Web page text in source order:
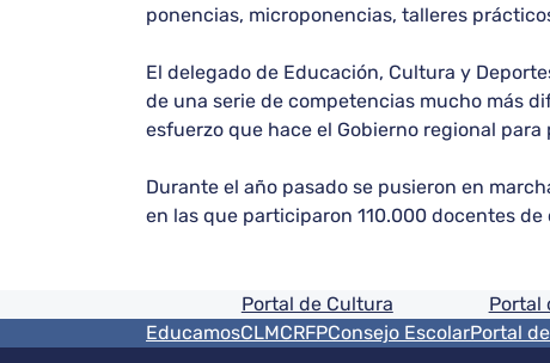
ponencias, microponencias, talleres
El delegado de Educación, Cultura y
de una serie de competencias mucho más
esfuerzo que hace el Gobierno regional
Durante el año pasado se pusieron en
en las que participaron 110.000 docentes
Pie de pagina
Portal de Cultura Portal
Menú del pie
EducamosCLMCRFPConsejo EscolarPortal